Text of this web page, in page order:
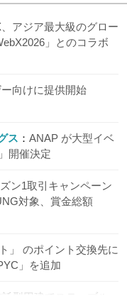
アジア最大級のグロー
」とのコラボ
向けに提供開始
ス
ANAP が大型イベ
開催決定
ン1取引キャンペーン
対象、賞金総額
」 のポイント交換先に
」を追加